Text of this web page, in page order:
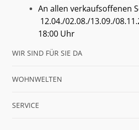
An allen verkaufsoffenen
12.04./02.08./13.09./
18:00 Uhr
WIR SIND FÜR SIE DA
WOHNWELTEN
SERVICE